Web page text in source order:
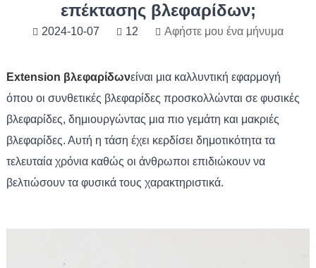
επέκτασης βλεφαρίδων;
2024-10-07 12 Αφήστε μου ένα μήνυμα
Extension βλεφαρίδωνείναι μια καλλυντική εφαρμογή
όπου οι συνθετικές βλεφαρίδες προσκολλώνται σε φυσικές
βλεφαρίδες, δημιουργώντας μια πιο γεμάτη και μακριές
βλεφαρίδες. Αυτή η τάση έχει κερδίσει δημοτικότητα τα
τελευταία χρόνια καθώς οι άνθρωποι επιδιώκουν να
βελτιώσουν τα φυσικά τους χαρακτηριστικά.